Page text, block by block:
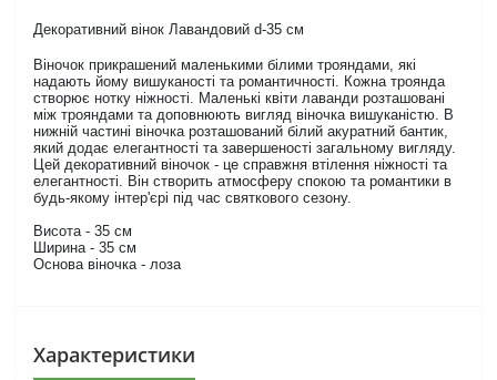
Декоративний вінок Лавандовий d-35 см
Віночок прикрашений маленькими білими трояндами, які
надають йому вишуканості та романтичності. Кожна троянда
створює нотку ніжності. Маленькі квіти лаванди розташовані
між трояндами та доповнюють вигляд віночка вишуканістю. В
нижній частині віночка розташований білий акуратний бантик,
який додає елегантності та завершеності загальному вигляду.
Цей декоративний віночок - це справжня втілення ніжності та
елегантності. Він створить атмосферу спокою та романтики в
будь-якому інтер'єрі під час святкового сезону.
Висота - 35 см
Ширина - 35 см
Основа віночка - лоза
Характеристики